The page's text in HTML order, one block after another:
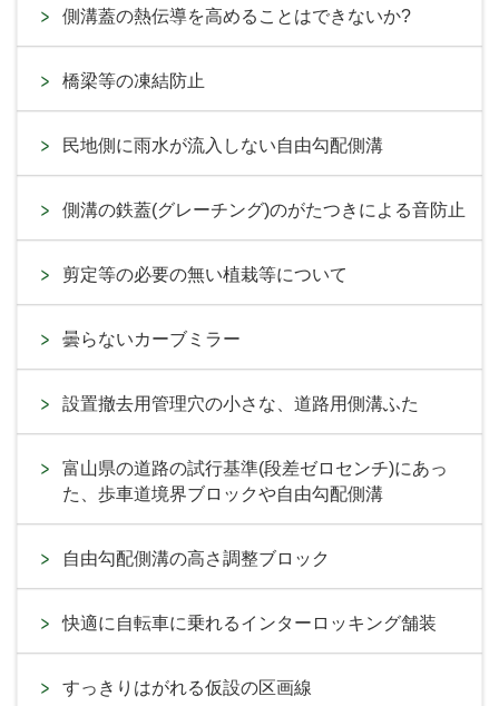
側溝蓋の熱伝導を高めることはできないか?
橋梁等の凍結防止
民地側に雨水が流入しない自由勾配側溝
側溝の鉄蓋(グレーチング)のがたつきによる音防止
剪定等の必要の無い植栽等について
曇らないカーブミラー
設置撤去用管理穴の小さな、道路用側溝ふた
富山県の道路の試行基準(段差ゼロセンチ)にあっ
た、歩車道境界ブロックや自由勾配側溝
自由勾配側溝の高さ調整ブロック
快適に自転車に乗れるインターロッキング舗装
すっきりはがれる仮設の区画線